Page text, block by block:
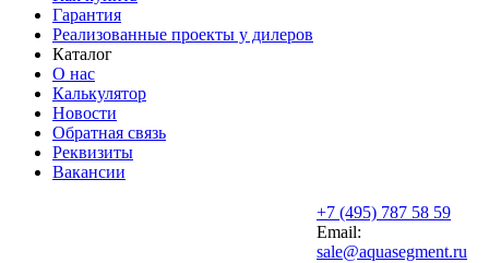
Гарантия
Реализованные проекты у дилеров
Каталог
О нас
Калькулятор
Новости
Обратная связь
Реквизиты
Вакансии
+7 (495) 787 58 59
Email:
sale@aquasegment.ru